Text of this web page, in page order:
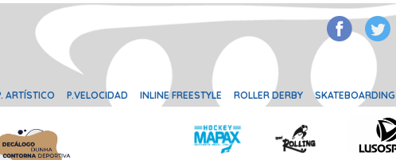
ARTÍSTICO P.VELOCIDAD INLINE FREESTYLE ROLLER DERBY SKATEBOARDING